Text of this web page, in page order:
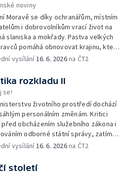
noviny
Moravě se díky ochranářům, místním
i dobrovolníkům vrací život na
slaniska a mokřady. Pastva velkých
pomáhá obnovovat krajinu, která
zarůstala, a zároveň znovu
vysílání16. 6. 2026na ČT2
rozkladu II
se!
životního prostředí dochází
personálním změnám. Kritici
před obcházením služebního zákona i
odborné státní správy, zatímco
přibývá práce na projektech,
přírody.
vysílání16. 6. 2026na ČT2
století